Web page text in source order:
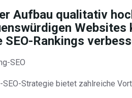
Aufbau qualitativ
Websites
Rankings
SEO
Strategie bietet zahlreiche